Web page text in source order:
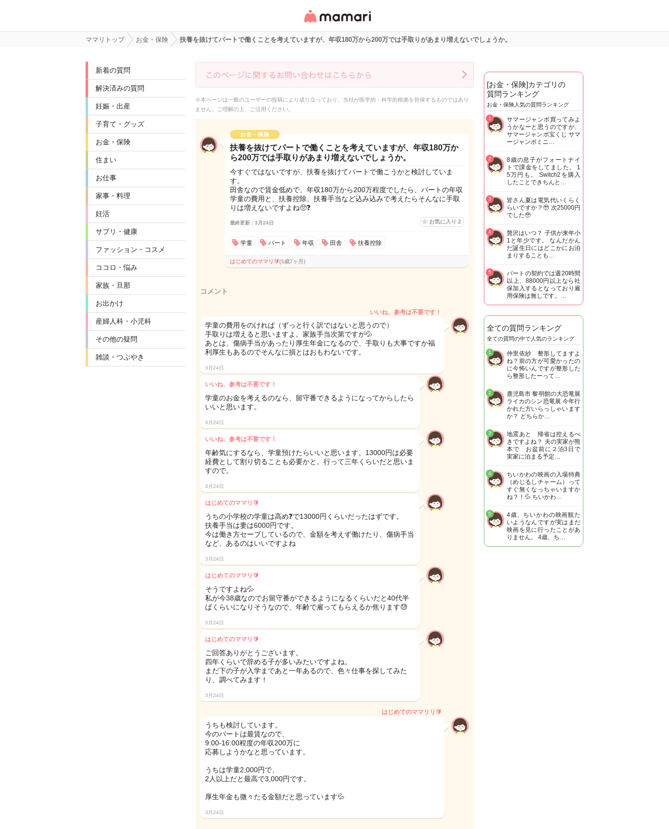
リ・情報サイト
ママリトップ お金・保険 扶養を抜けてパートで働くことを考えていますが、年収180万から200万では手取りがあまり増えないでしょうか。
新着の質問
解決済みの質問
妊娠・出産
子育て・グッズ
お金・保険
住まい
お仕事
家事・料理
妊活
サプリ・健康
ファッション・コスメ
ココロ・悩み
家族・旦那
お出かけ
産婦人科・小児科
その他の疑問
雑談・つぶやき
※本ページは一般のユーザーの投稿により成り立っており、当社が医学的・科学的根拠を担保するものではあり
ません。ご理解の上、ご活用ください。
お金・保険
扶養を抜けてパートで働くことを考えていますが、年収180万か
ら200万では手取りがあまり増えないでしょうか。
今すぐではないですが、扶養を抜けてパートで働こうかと検討していま
す。
田舎なので賃金低めで、年収180万から200万程度でしたら、パートの年収
学童の費用と、扶養控除、扶養手当など込み込みで考えたらそんなに手取
りは増えないですよね🥺❓
最終更新：3月24日 お気に入り 2
学童 パート 年収 田舎 扶養控除
はじめてのママリ🔰(5歳7ヶ月)
コメント
いいね、参考は不要です！
学童の費用をのければ（ずっと行く訳ではないと思うので）
手取りは増えると思いますよ。家族手当次第ですが💦
あとは、傷病手当があったり厚生年金になるので、手取りも大事ですか福
利厚生もあるのでそんなに損とはおもわないです。
3月24日
いいね、参考は不要です！
学童のお金を考えるのなら、留守番できるようになってからしたら
いいと思います。
3月24日
いいね、参考は不要です！
年齢気にするなら、学童預けたらいいと思います。13000円は必要
経費として割り切ることも必要かと。行って三年くらいだと思いま
すので。
3月24日
はじめてのママリ🔰
うちの小学校の学童は高め❓で13000円くらいだったはずです。
扶養手当は妻は6000円です。
今は働き方セーブしているので、金額を考えず働けたり、傷病手当
など、あるのはいいですよね
3月24日
はじめてのママリ🔰
そうですよね💦
私が今38歳なのでお留守番ができるようになるくらいだと40代半
ばくらいになりそうなので、年齢で雇ってもらえるか焦ります😓
3月24日
はじめてのママリ🔰
ご回答ありがとうございます。
四年くらいで辞める子が多いみたいですよね。
まだ下の子が入学まであと一年あるので、色々仕事を探してみた
り、調べてみます！
3月24日
はじめてのママリリ🔰
うちも検討しています。
今のパートは最賃なので、
9:00-16:00程度の年収200万に
応募しようかなと思っています。
うちは学童2,000円で、
2人以上だと最高で3,000円です。
厚生年金も微々たる金額だと思っています💦
3月24日
[お金・保険]カテゴリの
質問ランキング
お金・保険人気の質問ランキング
サマージャンボ買ってみよ
うかなーと思うのですが、
サマージャンボ宝くじ サマ
ージャンボミニ…
1
8歳の息子がフォートナイ
トで課金をしてました。 1
5万円も。 Switch2を購入
したことできちんと…
2
皆さん夏は電気代いくらく
らいですか？🥹 次25000円
でした🥹
3
贅沢はいつ？ 子供が来年小
1と年少です。 なんだかん
だ誕生日にはどこかにお泊
まりすることも…
4
パートの契約では週20時間
以上、88000円以上なら社
保加入するとなっており雇
用保険は無しです。…
5
全ての質問ランキング
全ての質問の中で人気のランキング
仲里依紗 整形してますよ
ね？前の方が可愛かったの
に今怖いんですが整形した
ら整形したーって…
1
鹿児島市 黎明館の大恐竜展
ライカのシン恐竜展 今年行
かれた方いらっしゃいます
か？ どちらか…
2
地震あと 帰省は控えるべ
きですよね？ 夫の実家が熊
本で お盆前に２泊3日で
実家に泊まる予定…
3
ちいかわの映画の入場特典
（めじるしチャーム）って
すぐ無くなっちゃいますか
ね？！💦 ちいかわ…
4
4歳、ちいかわの映画観た
いようなんですが実はまだ
映画を見に行ったことがあ
りません。 4歳、ち…
5